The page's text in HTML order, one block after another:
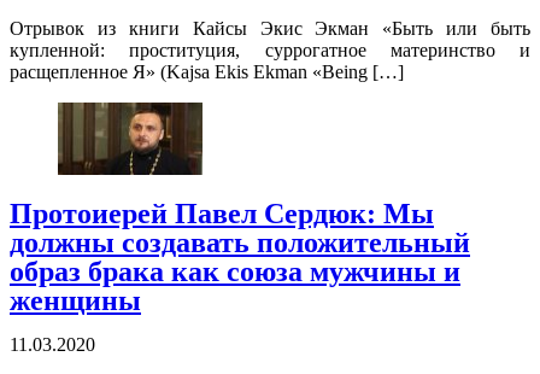
Отрывок из книги Кайсы Экис Экман «Быть или быть
купленной: проституция, суррогатное материнство и
расщепленное Я» (Kajsa Ekis Ekman «Being […]
Протоиерей Павел Сердюк: Мы
должны создавать положительный
образ брака как союза мужчины и
женщины
11.03.2020